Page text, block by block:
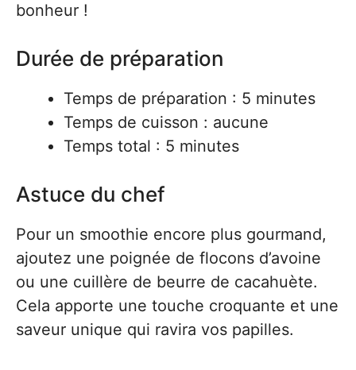
bonheur !
Durée de préparation
Temps de préparation : 5 minutes
Temps de cuisson : aucune
Temps total : 5 minutes
Astuce du chef
Pour un smoothie encore plus gourmand,
ajoutez une poignée de flocons d’avoine
ou une cuillère de beurre de cacahuète.
Cela apporte une touche croquante et une
saveur unique qui ravira vos papilles.